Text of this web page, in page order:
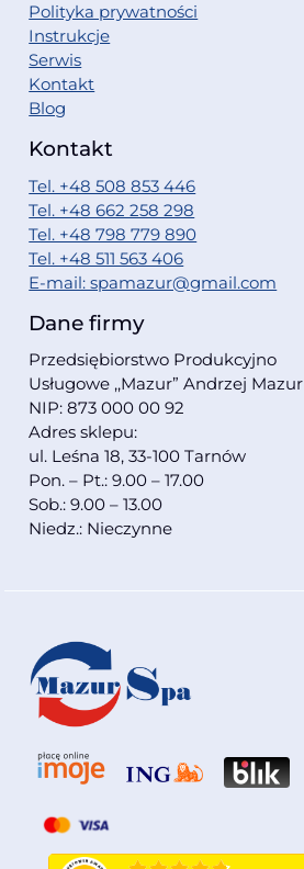
Polityka prywatności
Instrukcje
Serwis
Kontakt
Blog
Kontakt
Tel. +48 508 853 446
Tel. +48 662 258 298
Tel. +48 798 779 890
Tel. +48 511 563 406
E-mail: spamazur@gmail.com
Dane firmy
Przedsiębiorstwo Produkcyjno
Usługowe ,,Mazur” Andrzej Mazur
NIP: 873 000 00 92
Adres sklepu:
ul. Leśna 18, 33-100 Tarnów
Pon. – Pt.: 9.00 – 17.00
Sob.: 9.00 – 13.00
Niedz.: Nieczynne